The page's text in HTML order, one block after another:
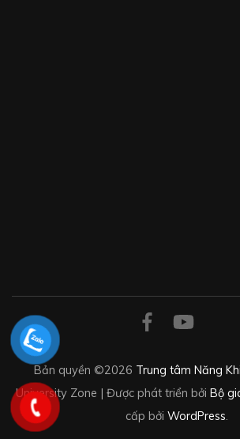
Bản quyền ©2026 Trung tâm Năng
University Zone | Được phát triển bởi Bộ
cấp bởi WordPress